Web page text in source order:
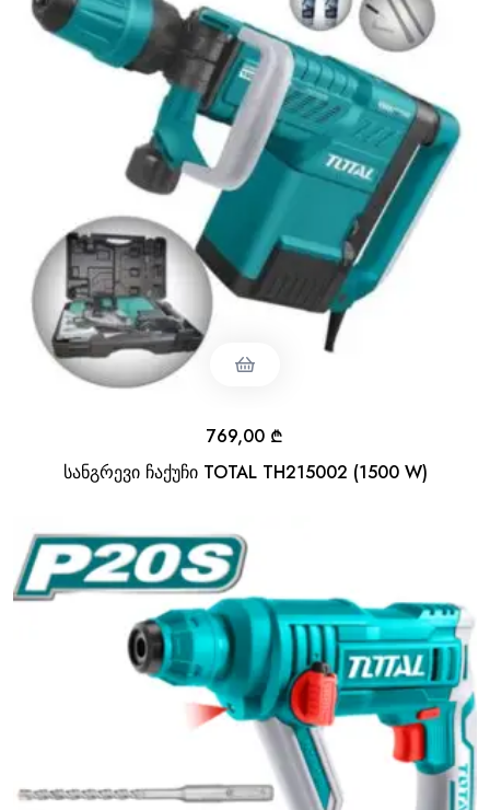
სანგრევი ჩაქუჩი TOTAL TH215002 (1500 W)
769,00 ₾